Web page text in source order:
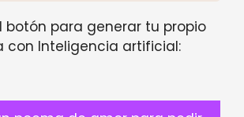
botón para generar tu propio
con Inteligencia artificial: